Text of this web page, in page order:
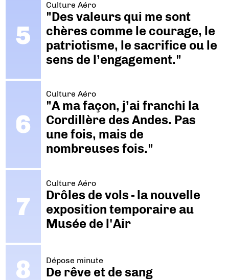
Culture Aéro
"Des valeurs qui me sont
chères comme le courage, le
patriotisme, le sacrifice ou le
sens de l’engagement."
Culture Aéro
"A ma façon, j’ai franchi la
Cordillère des Andes. Pas
une fois, mais de
nombreuses fois."
Culture Aéro
Drôles de vols - la nouvelle
exposition temporaire au
Musée de l'Air
Dépose minute
De rêve et de sang